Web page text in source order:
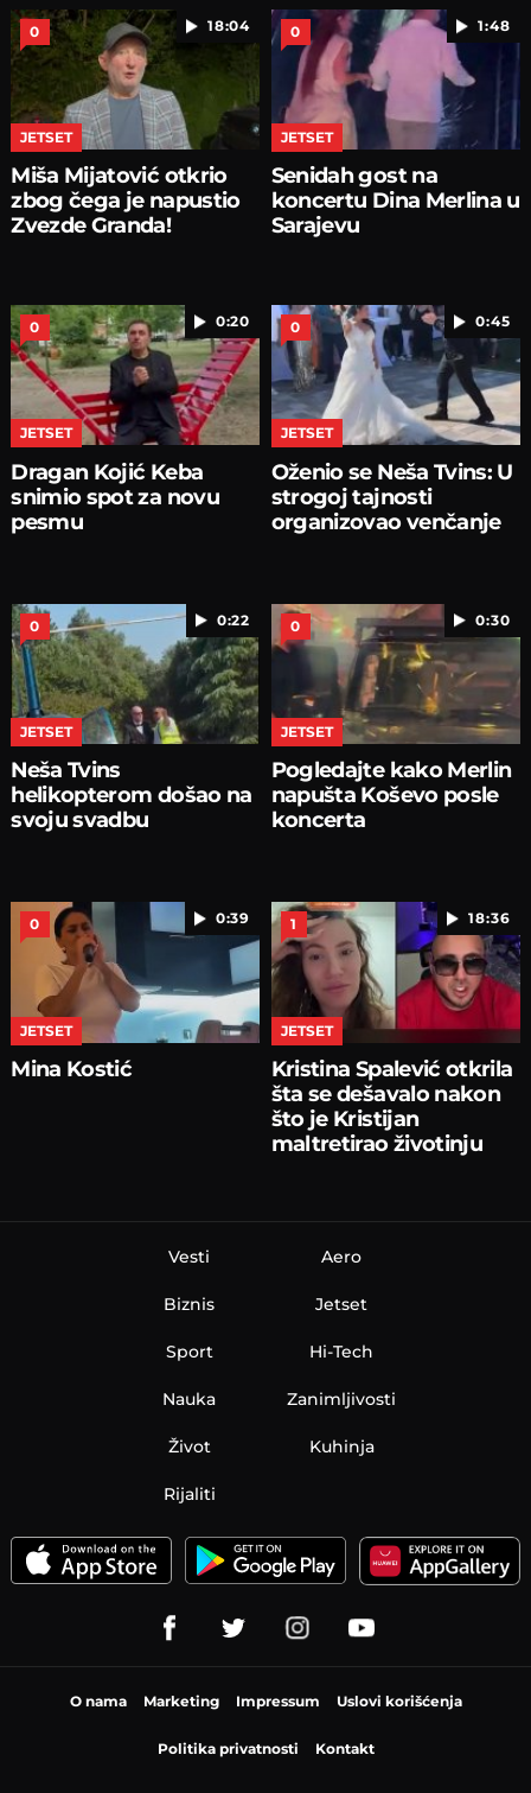
18:04
0
JETSET
Miša Mijatović otkrio
zbog čega je napustio
Zvezde Granda!
1:48
0
JETSET
Senidah gost na
koncertu Dina Merlina u
Sarajevu
0:20
0
JETSET
Dragan Kojić Keba
snimio spot za novu
pesmu
0:45
0
JETSET
Oženio se Neša Tvins: U
strogoj tajnosti
organizovao venčanje
0:22
0
JETSET
Neša Tvins
helikopterom došao na
svoju svadbu
0:30
0
JETSET
Pogledajte kako Merlin
napušta Koševo posle
koncerta
0:39
0
JETSET
Mina Kostić
18:36
1
JETSET
Kristina Spalević otkrila
šta se dešavalo nakon
što je Kristijan
maltretirao životinju
Vesti
Biznis
Sport
Nauka
Aero
Jetset
Hi-Tech
Zanimljivosti
Život Kuhinja
Rijaliti
O nama Marketing Impressum Uslovi korišćenja
Politika privatnosti Kontakt